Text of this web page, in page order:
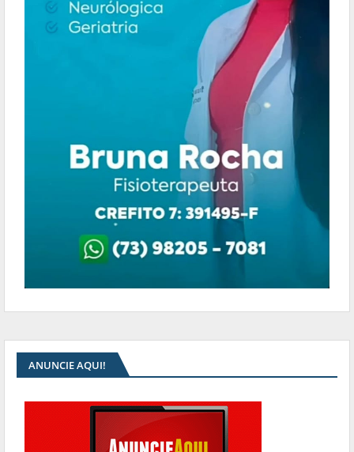
ANUNCIE AQUI!